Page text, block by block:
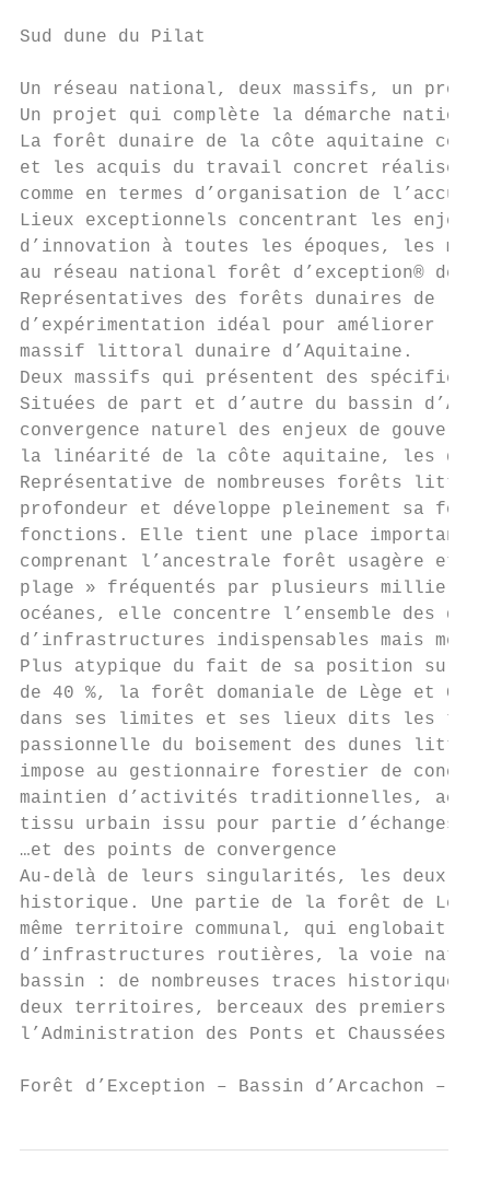
Sud dune du Pilat
Un réseau national, deux massifs, un projet
Un projet qui complète la démarche
La forêt dunaire de la côte aquitaine
et les acquis du travail concret réalisé en
comme en termes d’organisation de
Lieux exceptionnels concentrant les
d’innovation à toutes les époques, les
au réseau national forêt d’exception®
Représentatives des forêts dunaires de
d’expérimentation idéal pour améliorer la
massif littoral dunaire d’Aquitaine.
Deux massifs qui présentent des
Situées de part et d’autre du bassin
convergence naturel des enjeux de
la linéarité de la côte aquitaine, les
Représentative de nombreuses forêts
profondeur et développe pleinement sa
fonctions. Elle tient une place
comprenant l’ancestrale forêt usagère et
plage » fréquentés par plusieurs milliers
océanes, elle concentre l’ensemble des
d’infrastructures indispensables mais
Plus atypique du fait de sa position sur la
de 40 %, la forêt domaniale de Lège et
dans ses limites et ses lieux dits les
passionnelle du boisement des dunes
impose au gestionnaire forestier de
maintien d’activités traditionnelles,
tissu urbain issu pour partie d’échanges
…et des points de convergence
Au-delà de leurs singularités, les deux
historique. Une partie de la forêt de Lège
même territoire communal, qui englobait
d’infrastructures routières, la voie
bassin : de nombreuses traces historiques
deux territoires, berceaux des premiers
l’Administration des Ponts et Chaussées.
Forêt d’Exception – Bassin